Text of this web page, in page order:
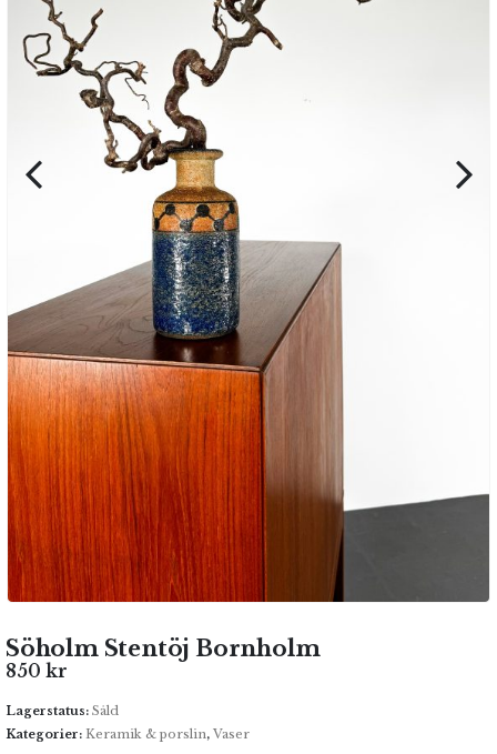
Söholm Stentöj Bornholm
850 kr
Lagerstatus: Såld
Kategorier: Keramik & porslin, Vaser